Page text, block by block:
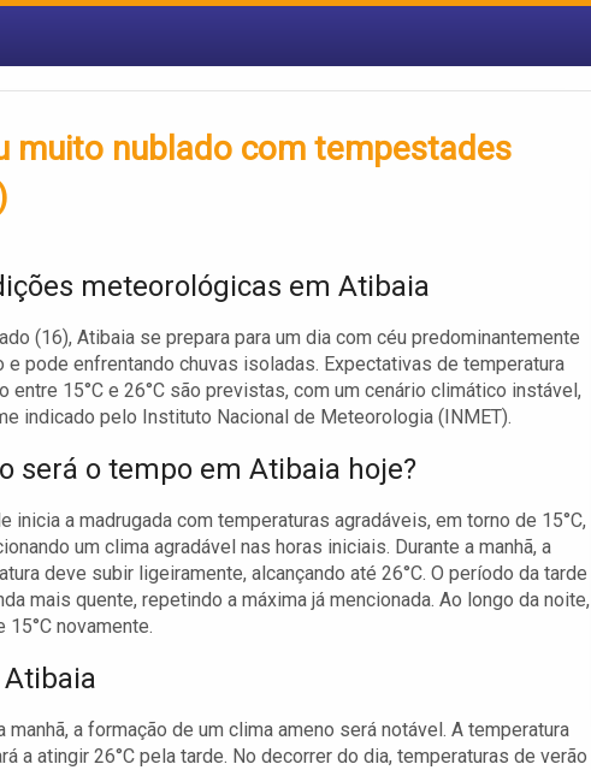
muito nublado com tempestades
meteorológicas em Atibaia
(16), Atibaia se prepara para um dia com céu predominantemente
e pode enfrentando chuvas isoladas. Expectativas de temperatura
entre 15°C e 26°C são previstas, com um cenário climático instável,
indicado pelo Instituto Nacional de Meteorologia (INMET).
será o tempo em Atibaia hoje?
inicia a madrugada com temperaturas agradáveis, em torno de 15°C,
um clima agradável nas horas iniciais. Durante a manhã, a
deve subir ligeiramente, alcançando até 26°C. O período da tarde
mais quente, repetindo a máxima já mencionada. Ao longo da noite,
novamente.
a formação de um clima ameno será notável. A temperatura
a atingir 26°C pela tarde. No decorrer do dia, temperaturas de verão